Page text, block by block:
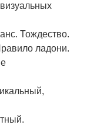
Тождество.
ладони.